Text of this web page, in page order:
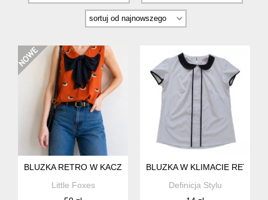
BLUZKA RETRO W KACZUSZKI Z KOKARDĄ I
Little Foxes
BLUZKA W KLIMACIE RETRO
Definicja Stylu